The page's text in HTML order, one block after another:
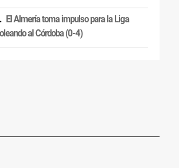
El Almería toma impulso para la Liga
al Córdoba (0-4)